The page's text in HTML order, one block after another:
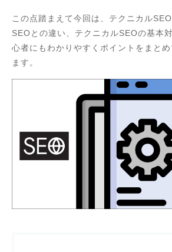
この点踏まえて今回は、テクニカル
SEOとの違い、テクニカルSEOの基本
心者にもわかりやすくポイントをまと
ます。